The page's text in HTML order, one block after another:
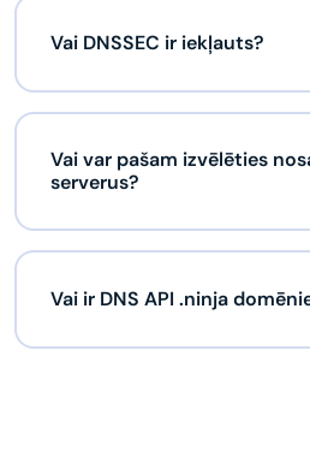
Vai DNSSEC ir iekļauts?
Vai var pašam izvēlēties
serverus?
Vai ir DNS API .ninja